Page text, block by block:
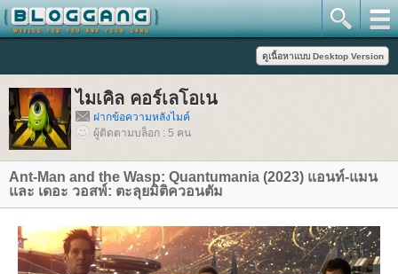
ไมเคิล คอร์เลโอเน
ฝากข้อความหลังไมค์
ผู้ติดตามบล็อก : 5 คน
Ant-Man and the Wasp: Quantumania (2023) แอนท์-แมน
ละ เดอะ วอสพ์: ตะลุยมิติควอนตัม